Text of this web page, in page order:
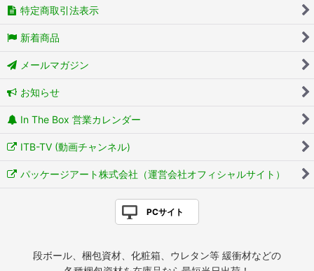
特定商取引法表示
新着商品
メールマガジン
お知らせ
In The Box 営業カレンダー
ITB-TV (動画チャンネル)
パッケージアート株式会社（運営会社オフィシャルサイト）
PCサイト
段ボール、梱包資材、化粧箱、ウレタン等 緩衝材などの